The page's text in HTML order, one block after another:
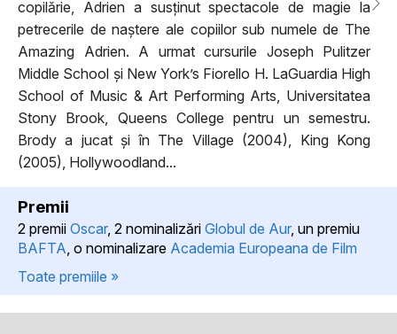
copilărie, Adrien a susținut spectacole de magie la
petrecerile de naștere ale copiilor sub numele de The
Amazing Adrien. A urmat cursurile Joseph Pulitzer
Middle School și New York’s Fiorello H. LaGuardia High
School of Music & Art Performing Arts, Universitatea
Stony Brook, Queens College pentru un semestru.
Brody a jucat și în The Village (2004), King Kong
(2005), Hollywoodland...
Premii
2 premii Oscar, 2 nominalizări Globul de Aur, un premiu
BAFTA , o nominalizare Academia Europeana de Film
Toate premiile »